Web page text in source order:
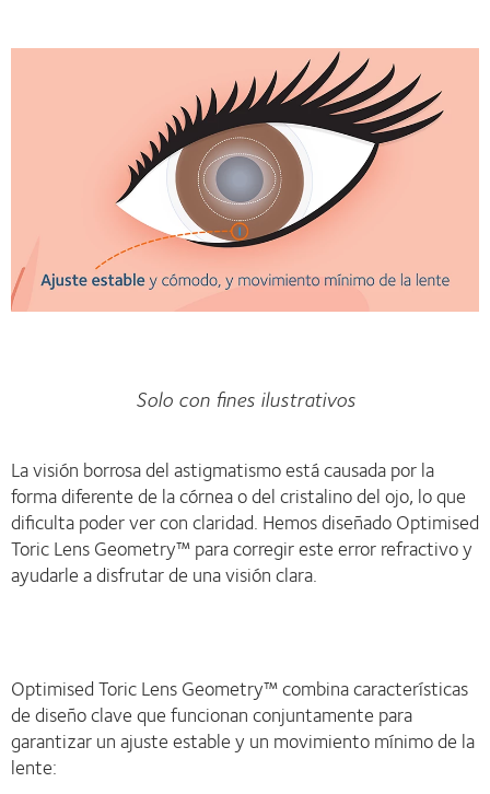
Solo con fines ilustrativos
La visión borrosa del astigmatismo está causada por la
forma diferente de la córnea o del cristalino del ojo, lo que
dificulta poder ver con claridad. Hemos diseñado Optimised
Toric Lens Geometry™ para corregir este error refractivo y
ayudarle a disfrutar de una visión clara.
Optimised Toric Lens Geometry™ combina características
de diseño clave que funcionan conjuntamente para
garantizar un ajuste estable y un movimiento mínimo de la
lente: